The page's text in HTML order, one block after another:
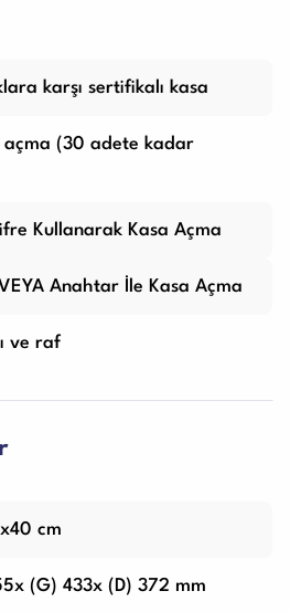
karşı sertifikalı kasa
açma (30 adete kadar
Kullanarak Kasa Açma
Anahtar İle Kasa Açma
ve raf
cm
(G) 433x (D) 372 mm